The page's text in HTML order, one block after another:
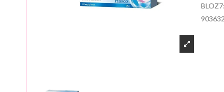
BLOZ7: